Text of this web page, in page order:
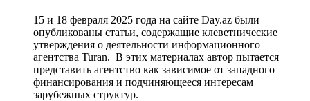
15 и 18 февраля 2025 года на сайте Day.az были
опубликованы статьи, содержащие клеветнические
утверждения о деятельности информационного
агентства Turan. В этих материалах автор пытается
представить агентство как зависимое от западного
финансирования и подчиняющееся интересам
зарубежных структур.